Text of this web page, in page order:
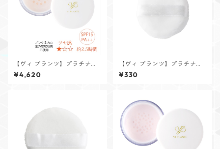
【ヴィ プランツ】プラチナパ
ウダー10g(パフ付き)
¥4,620
【ヴィ プランツ】プラチナパ
ウダー10g携帯用 専用パフ(1枚
入)
¥330